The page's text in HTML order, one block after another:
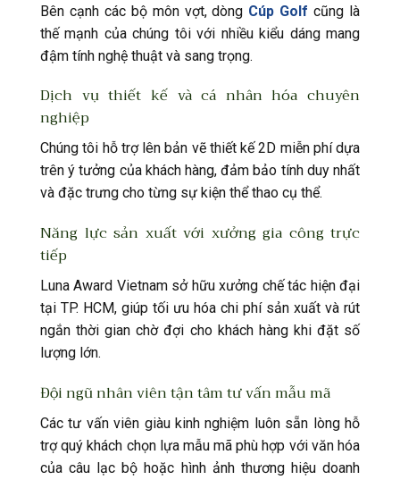
Bên cạnh các bộ môn vợt, dòng Cúp Golf cũng là
thế mạnh của chúng tôi với nhiều kiểu dáng mang
đậm tính nghệ thuật và sang trọng.
Dịch vụ thiết kế và cá nhân hóa chuyên
nghiệp
Chúng tôi hỗ trợ lên bản vẽ thiết kế 2D miễn phí dựa
trên ý tưởng của khách hàng, đảm bảo tính duy nhất
và đặc trưng cho từng sự kiện thể thao cụ thể.
Năng lực sản xuất với xưởng gia công trực
tiếp
Luna Award Vietnam sở hữu xưởng chế tác hiện đại
tại TP. HCM, giúp tối ưu hóa chi phí sản xuất và rút
ngắn thời gian chờ đợi cho khách hàng khi đặt số
lượng lớn.
Đội ngũ nhân viên tận tâm tư vấn mẫu mã
Các tư vấn viên giàu kinh nghiệm luôn sẵn lòng hỗ
trợ quý khách chọn lựa mẫu mã phù hợp với văn hóa
của câu lạc bộ hoặc hình ảnh thương hiệu doanh